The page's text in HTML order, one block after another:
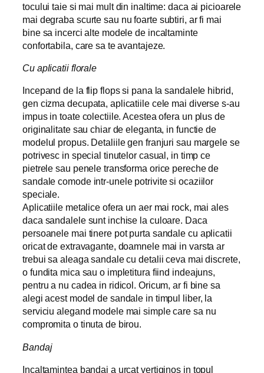
tocului taie si mai mult din inaltime: daca ai picioarele
mai degraba scurte sau nu foarte subtiri, ar fi mai
bine sa incerci alte modele de incaltaminte
confortabila, care sa te avantajeze.
Cu aplicatii florale
Incepand de la flip flops si pana la sandalele hibrid,
gen cizma decupata, aplicatiile cele mai diverse s-au
impus in toate colectiile. Acestea ofera un plus de
originalitate sau chiar de eleganta, in functie de
modelul propus. Detaliile gen franjuri sau margele se
potrivesc in special tinutelor casual, in timp ce
pietrele sau penele transforma orice pereche de
sandale comode intr-unele potrivite si ocaziilor
speciale.
Aplicatiile metalice ofera un aer mai rock, mai ales
daca sandalele sunt inchise la culoare. Daca
persoanele mai tinere pot purta sandale cu aplicatii
oricat de extravagante, doamnele mai in varsta ar
trebui sa aleaga sandale cu detalii ceva mai discrete,
o fundita mica sau o impletitura fiind indeajuns,
pentru a nu cadea in ridicol. Oricum, ar fi bine sa
alegi acest model de sandale in timpul liber, la
serviciu alegand modele mai simple care sa nu
compromita o tinuta de birou.
Bandaj
Incaltamintea bandaj a urcat vertiginos in topul